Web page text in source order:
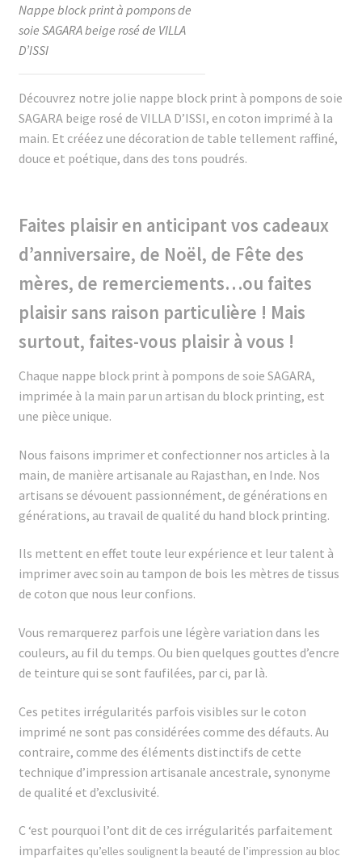
Nappe block print à pompons de
soie SAGARA beige rosé de VILLA
D’ISSI
Découvrez notre jolie nappe block print à pompons de soie
SAGARA beige rosé de VILLA D’ISSI, en coton imprimé à la
main. Et crééez une décoration de table tellement raffiné,
douce et poétique, dans des tons poudrés.
Faites plaisir en anticipant vos cadeaux
d’anniversaire, de Noël, de Fête des
mères, de remerciements…ou faites
plaisir sans raison particulière ! Mais
surtout, faites-vous plaisir à vous !
Chaque nappe block print à pompons de soie SAGARA,
imprimée à la main par un artisan du block printing, est
une pièce unique.
Nous faisons imprimer et confectionner nos articles à la
main, de manière artisanale au Rajasthan, en Inde. Nos
artisans se dévouent passionnément, de générations en
générations, au travail de qualité du hand block printing.
Ils mettent en effet toute leur expérience et leur talent à
imprimer avec soin au tampon de bois les mètres de tissus
de coton que nous leur confions.
Vous remarquerez parfois une légère variation dans les
couleurs, au fil du temps. Ou bien quelques gouttes d’encre
de teinture qui se sont faufilées, par ci, par là.
Ces petites irrégularités parfois visibles sur le coton
imprimé ne sont pas considérées comme des défauts. Au
contraire, comme des éléments distinctifs de cette
technique d’impression artisanale ancestrale, synonyme
de qualité et d’exclusivité.
C ‘est pourquoi l’ont dit de ces irrégularités parfaitement
imparfaites qu’elles soulignent la beauté de l’impression au bloc